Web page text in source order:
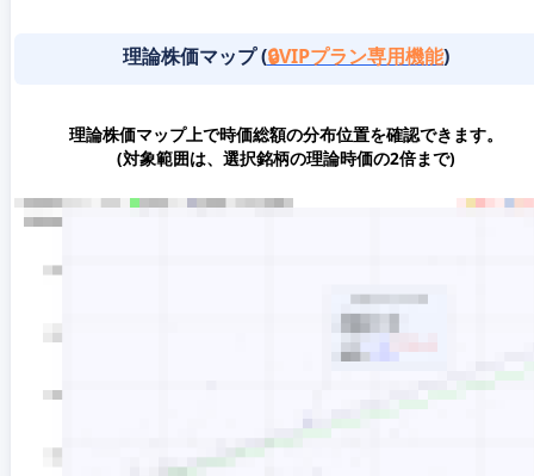
理論株価マップ (🔒VIPプラン専用機能)
理論株価マップ上で時価総額の分布位置を確認できます。
(対象範囲は、選択銘柄の理論時価の2倍まで)